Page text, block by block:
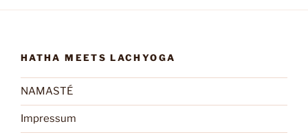
HATHA MEETS LACHYOGA
NAMASTÉ
Impressum